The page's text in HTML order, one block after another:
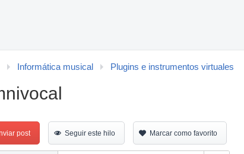
Informática musical Plugins e instrumentos virtuales
post Seguir este hilo Marcar como favorito